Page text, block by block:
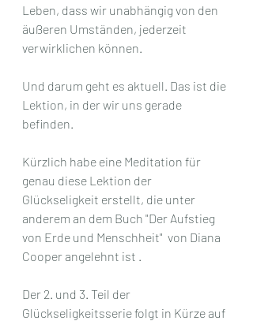
Leben, dass wir unabhängig von den
äußeren Umständen, jederzeit
verwirklichen können.
Und darum geht es aktuell. Das ist die
Lektion, in der wir uns gerade
befinden.
Kürzlich habe eine Meditation für
genau diese Lektion der
Glückseligkeit erstellt, die unter
anderem an dem Buch "Der Aufstieg
von Erde und Menschheit"  von Diana
Cooper angelehnt ist .
Der 2. und 3. Teil der
Glückseligkeitsserie folgt in Kürze auf